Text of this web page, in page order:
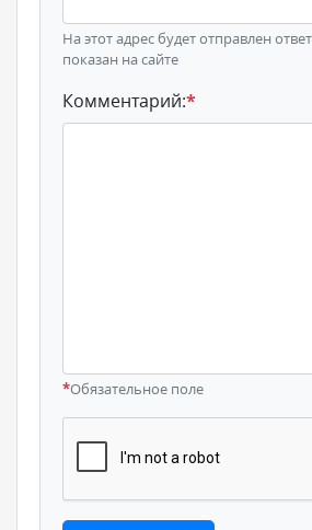
На этот адрес будет отправлен
показан на сайте
Комментарий:*
*Обязательное поле